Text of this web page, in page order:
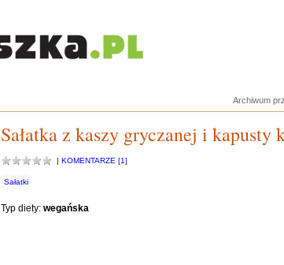
Archiwum
Sałatka z kaszy gryczanej i
| KOMENTARZE [1]
Sałatki
Typ diety: wegańska